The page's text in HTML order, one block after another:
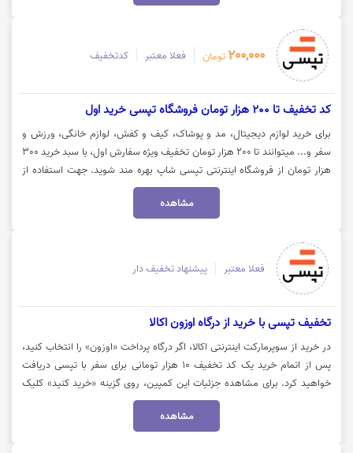
"خرید کنید" کلیک نمایید.
200,000 تومان فعلا معتبر کدتخفیف
کد تخفیف تا 200 هزار تومان فروشگاه تپسی خرید اول
برای خرید لوازم دیجیتال، مد و پوشاک، کیف و کفش، لوازم خانگی، ورزش و
سفر و... میتوانند تا 200 هزار تومان تخفیف ویژه سفارش اول، با سبد خرید 300
هزار تومان از فروشگاه اینترنتی تپسی شاپ بهره مند شوید. جهت استفاده از
تخفیف و مشاهده کالا روی گزینه "خرید کنید" کلیک نمایید.
مشاهده
فعلا معتبر پیشنهاد تخفیف دار
تخفیف تپسی با خرید از درگاه اوزون اکالا
در خرید از سوپرمارکت اینترنتی اکالا، اگر درگاه پرداخت «اوزون» را انتخاب کنید،
پس از اتمام خرید یک کد تخفیف ۱۰ هزار تومانی برای سفر با تپسی دریافت
خواهید کرد. برای مشاهده جزئیات این کمپین، روی گزینه «خرید کنید» کلیک
مشاهده